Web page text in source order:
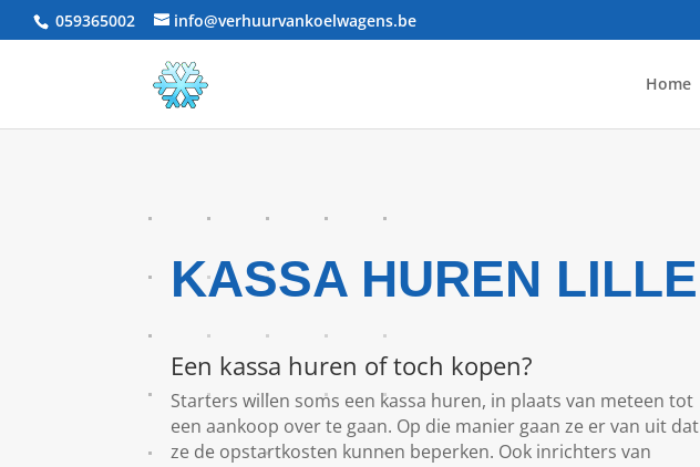
059365002 info@verhuurvankoelwagens.be
Home
KASSA HUREN LILLE
Een kassa huren of toch kopen?
Starters willen soms een kassa huren, in plaats van meteen tot
een aankoop over te gaan. Op die manier gaan ze er van uit dat
ze de opstartkosten kunnen beperken. Ook inrichters van